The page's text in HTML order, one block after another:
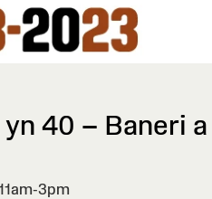
40 – Baneri a
3pm